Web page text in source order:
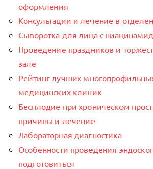
оформления
Консультации и лечение в
Сыворотка для лица с
Проведение праздников и
зале
Рейтинг лучших
медицинских клиник
Бесплодие при хроническом
причины и лечение
Лабораторная диагностика
Особенности проведения
подготовиться